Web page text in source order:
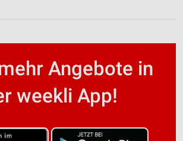
Angebote in
weekli App!